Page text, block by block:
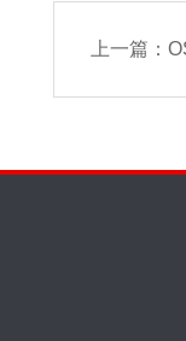
上一篇：